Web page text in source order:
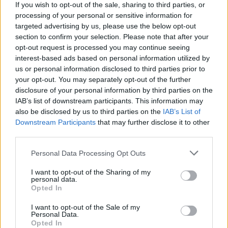
If you wish to opt-out of the sale, sharing to third parties, or
processing of your personal or sensitive information for
targeted advertising by us, please use the below opt-out
section to confirm your selection. Please note that after your
opt-out request is processed you may continue seeing
interest-based ads based on personal information utilized by
us or personal information disclosed to third parties prior to
your opt-out. You may separately opt-out of the further
disclosure of your personal information by third parties on the
IAB’s list of downstream participants. This information may
also be disclosed by us to third parties on the IAB’s List of
Downstream Participants that may further disclose it to other
Please note that this website/app uses one or more Google
not limited to your visit or usage behaviour. You may click to
grant or deny consent to Google and its third-party tags to
use your data for below specified purposes in below Google
consent section.
Personal Data Processing Opt Outs
I want to opt-out of the Sharing of my
personal data.
Opted In
I want to opt-out of the Sale of my
Personal Data.
Opted In
7 Fidesz-politikus, aki akkorát
bukott, mintha veszített volna a
választáson a Fidesz
nickgrabowszki•2018. május 09.